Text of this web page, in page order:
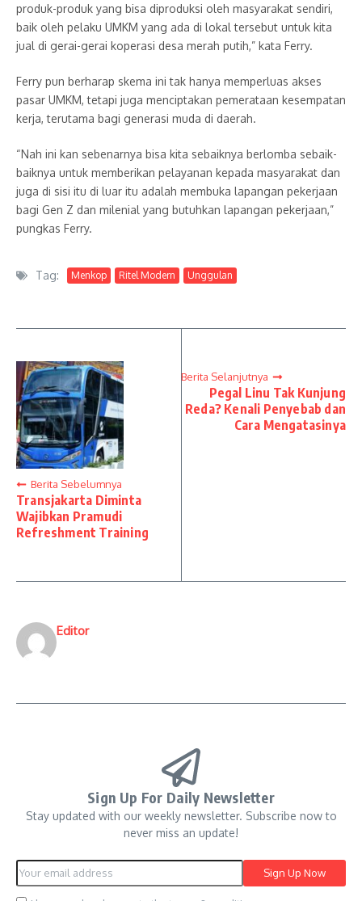
produk-produk yang bisa diproduksi oleh masyarakat sendiri,
baik oleh pelaku UMKM yang ada di lokal tersebut untuk kita
jual di gerai-gerai koperasi desa merah putih,” kata Ferry.
Ferry pun berharap skema ini tak hanya memperluas akses
pasar UMKM, tetapi juga menciptakan pemerataan kesempatan
kerja, terutama bagi generasi muda di daerah.
“Nah ini kan sebenarnya bisa kita sebaiknya berlomba sebaik-
baiknya untuk memberikan pelayanan kepada masyarakat dan
juga di sisi itu di luar itu adalah membuka lapangan pekerjaan
bagi Gen Z dan milenial yang butuhkan lapangan pekerjaan,”
pungkas Ferry.
Tag: Menkop Ritel Modern Unggulan
Berita Sebelumnya
Transjakarta Diminta
Wajibkan Pramudi
Refreshment Training
Berita Selanjutnya
Pegal Linu Tak Kunjung
Reda? Kenali Penyebab dan
Cara Mengatasinya
Editor
Sign Up For Daily Newsletter
Stay updated with our weekly newsletter. Subscribe now to
never miss an update!